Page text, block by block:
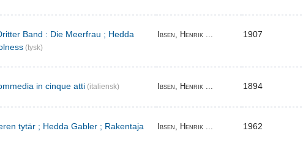
Band : Die Meerfrau ; Hedda
(tysk)
Ibsen, Henrik ... 1907
in cinque atti (italiensk) Ibsen, Henrik ... 1894
tytär ; Hedda Gabler ; Rakentaja
Ibsen, Henrik ... 1962